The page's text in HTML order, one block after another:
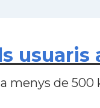
usuaris
menys de 500